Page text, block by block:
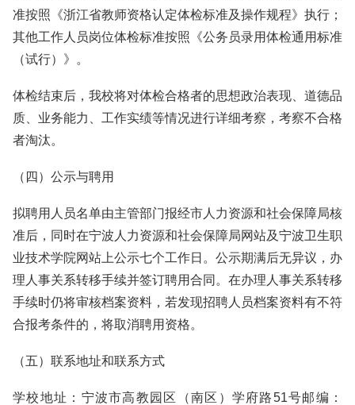
准按照《浙江省教师资格认定体检标准及操作规程》执行；
其他工作人员岗位体检标准按照《公务员录用体检通用标准
（试行）》。
体检结束后，我校将对体检合格者的思想政治表现、道德品
质、业务能力、工作实绩等情况进行详细考察，考察不合格
者淘汰。
（四）公示与聘用
拟聘用人员名单由主管部门报经市人力资源和社会保障局核
准后，同时在宁波人力资源和社会保障局网站及宁波卫生职
业技术学院网站上公示七个工作日。公示期满后无异议，办
理人事关系转移手续并签订聘用合同。在办理人事关系转移
手续时仍将审核档案资料，若发现招聘人员档案资料有不符
合报考条件的，将取消聘用资格。
（五）联系地址和联系方式
学校地址：宁波市高教园区（南区）学府路51号邮编：